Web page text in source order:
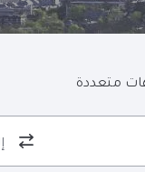
متعددة